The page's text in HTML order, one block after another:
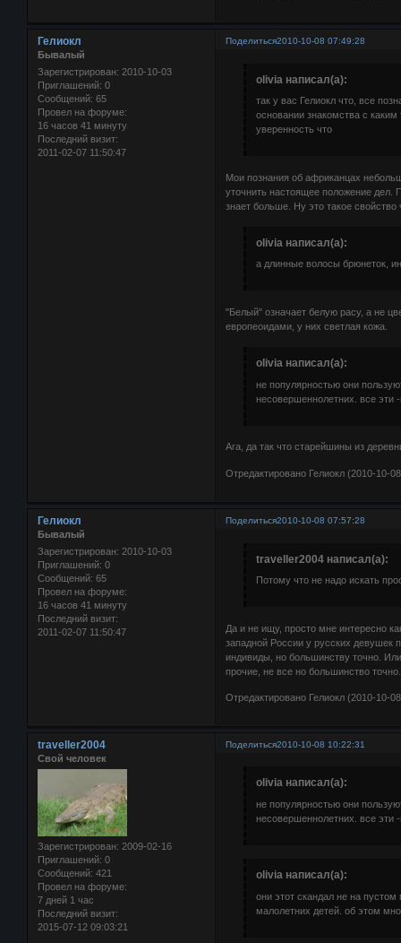
Поделиться2010-10-08 07:49:28
Гелиокл
Бывалый
Зарегистрирован: 2010-10-03
Приглашений: 0
Сообщений: 65
Провел на форуме:
16 часов 41 минуту
Последний визит:
2011-02-07 11:50:47
olivia написал(а):
так у вас Гелиокл что, все
основании знакомства с каким
уверенность что
Мои познания об африканцах
уточнить настоящее положение дел.
знает больше. Ну это такое
olivia написал(а):
а длинные волосы брюнеток,
"Белый" означает белую расу, а не
европеоидами, у них светлая кожа.
olivia написал(а):
не популярностью они
несовершеннолетних. все эти
Ага, да так что старейшины из
Отредактировано Гелиокл (2010-10-
Поделиться2010-10-08 07:57:28
Гелиокл
Бывалый
Зарегистрирован: 2010-10-03
Приглашений: 0
Сообщений: 65
Провел на форуме:
16 часов 41 минуту
Последний визит:
2011-02-07 11:50:47
traveller2004 написал(а):
Потому что не надо искать
Да и не ищу, просто мне интересно
западной России у русских девушек
индивиды, но большинству точно.
прочие, не все но большинство
Отредактировано Гелиокл (2010-10-
Поделиться2010-10-08 10:22:31
traveller2004
Свой человек
Зарегистрирован: 2009-02-16
Приглашений: 0
Сообщений: 421
Провел на форуме:
7 дней 1 час
Последний визит:
2015-07-12 09:03:21
olivia написал(а):
не популярностью они
несовершеннолетних. все эти
olivia написал(а):
они этот скандал не на
малолетних детей. об этом